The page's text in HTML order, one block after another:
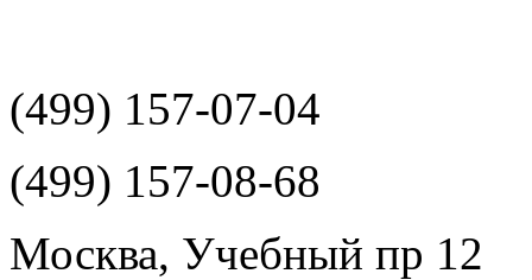
(499) 157-07-04
(499) 157-08-68
Москва, Учебный пр 12